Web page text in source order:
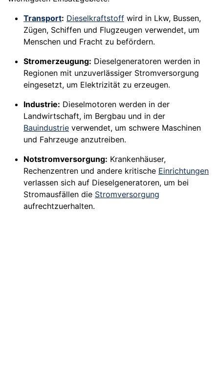
Transport: Dieselkraftstoff wird in Lkw, Bussen,
Zügen, Schiffen und Flugzeugen verwendet, um
Menschen und Fracht zu befördern.
Stromerzeugung: Dieselgeneratoren werden in
Regionen mit unzuverlässiger Stromversorgung
eingesetzt, um Elektrizität zu erzeugen.
Industrie: Dieselmotoren werden in der
Landwirtschaft, im Bergbau und in der
Bauindustrie verwendet, um schwere Maschinen
und Fahrzeuge anzutreiben.
Notstromversorgung: Krankenhäuser,
Rechenzentren und andere kritische Einrichtungen
verlassen sich auf Dieselgeneratoren, um bei
Stromausfällen die Stromversorgung
aufrechtzuerhalten.